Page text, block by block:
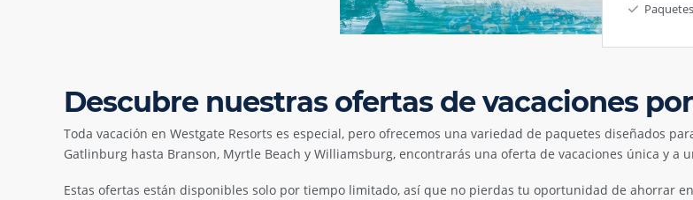
Descubre nuestras ofertas de vacaciones
Toda vacación en Westgate Resorts es especial, pero ofrecemos una variedad de paquetes diseñados
Gatlinburg hasta Branson, Myrtle Beach y Williamsburg, encontrarás una oferta de vacaciones única y
Estas ofertas están disponibles solo por tiempo limitado, así que no pierdas tu oportunidad de ahorrar